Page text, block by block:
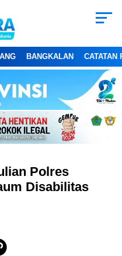
BANGKALAN CATATAN
Polres
Disabilitas